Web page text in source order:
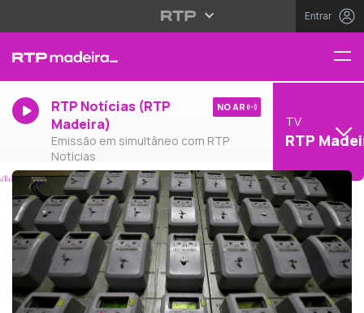
Entrar
RTP Notícias (RTP
Madeira)
Emissão em simultâneo com RTP
Notícias
NO AR
TV
RTP